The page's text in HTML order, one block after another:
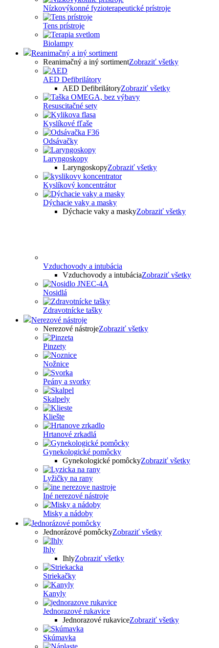
Nízkovýkonné fyzioterapeutické prístroje
Tens prístroje
Biolampy
Reanimačný a iný sortiment
Reanimačný a iný sortimentZobraziť všetky
AED Defibrilátory
AED DefibrilátoryZobraziť všetky
Resuscitačné sety
Kyslíkové fľaše
Odsávačky
Laryngoskopy
LaryngoskopyZobraziť všetky
Kyslíkový koncentrátor
Dýchacie vaky a masky
Dýchacie vaky a maskyZobraziť všetky
Vzduchovody a intubácia
Vzduchovody a intubáciaZobraziť všetky
Nosidlá
Zdravotnícke tašky
Nerezové nástroje
Nerezové nástrojeZobraziť všetky
Pinzety
Nožnice
Peány a svorky
Skalpely
Kliešte
Hrtanové zrkadlá
Gynekologické pomôcky
Gynekologické pomôckyZobraziť všetky
Lyžičky na rany
Iné nerezové nástroje
Misky a nádoby
Jednorázové pomôcky
Jednorázové pomôckyZobraziť všetky
Ihly
IhlyZobraziť všetky
Striekačky
Kanyly
Jednorazové rukavice
Jednorazové rukaviceZobraziť všetky
Skúmavka